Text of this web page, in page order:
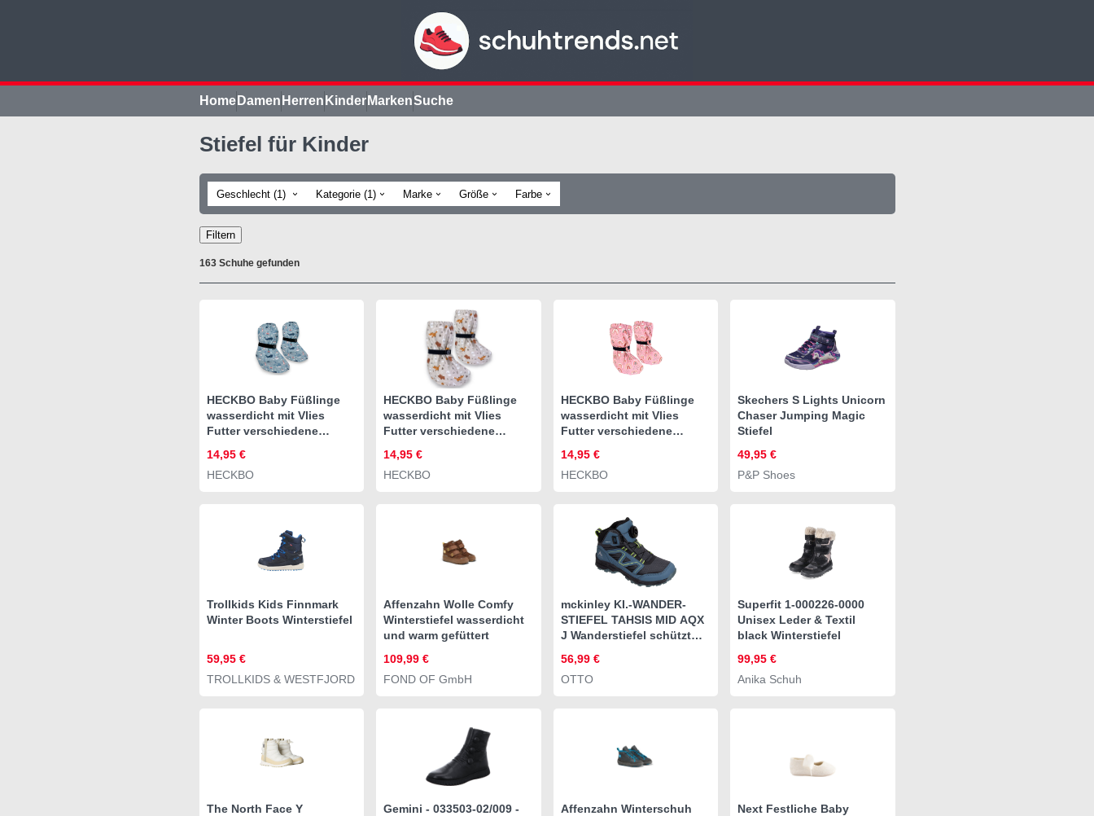
Home Damen Herren Kinder MarkenSuche
Stiefel für Kinder
Geschlecht (1) › Kategorie (1) › Marke › Größe › Farbe ›
Filtern
163 Schuhe gefunden
HECKBO Baby Füßlinge
wasserdicht mit Vlies
Futter verschiedene
14,95 €
HECKBO
HECKBO Baby Füßlinge
wasserdicht mit Vlies
Futter verschiedene
14,95 €
HECKBO
HECKBO Baby Füßlinge
wasserdicht mit Vlies
Futter verschiedene
14,95 €
HECKBO
Skechers S Lights Unicorn
Chaser Jumping Magic
Stiefel
49,95 €
P&P Shoes
Trollkids Kids Finnmark
Winter Boots Winterstiefel
59,95 €
TROLLKIDS & WESTFJORD
Affenzahn Wolle Comfy
Winterstiefel wasserdicht
und warm gefüttert
109,99 €
FOND OF GmbH
mckinley KI.-WANDER-
STIEFEL TAHSIS MID AQX
J Wanderstiefel schützt
56,99 €
OTTO
Superfit 1-000226-0000
Unisex Leder & Textil
black Winterstiefel
99,95 €
Anika Schuh
The North Face Y
Gemini - 033503-02/009 -
Affenzahn Winterschuh
Next Festliche Baby